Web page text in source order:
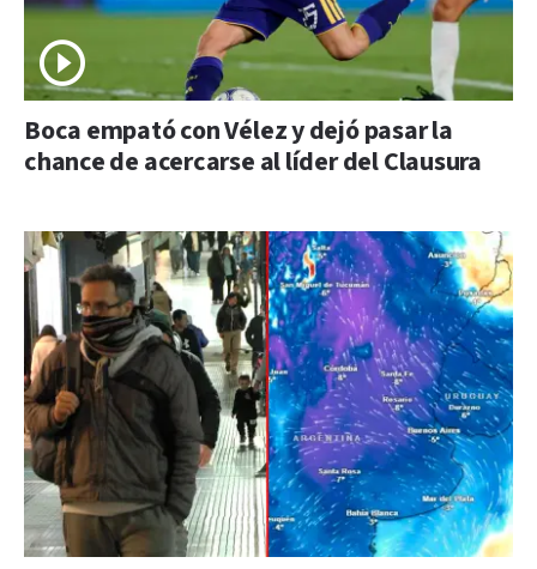
Boca empató con Vélez y dejó pasar la
chance de acercarse al líder del Clausura